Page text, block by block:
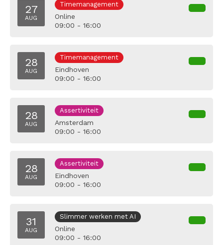
27
AUG
Timemanagement
Online
09:00 - 16:00
28
AUG
Timemanagement
Eindhoven
09:00 - 16:00
28
AUG
Assertiviteit
Amsterdam
09:00 - 16:00
28
AUG
Assertiviteit
Eindhoven
09:00 - 16:00
31
AUG
Slimmer werken met AI
Online
09:00 - 16:00